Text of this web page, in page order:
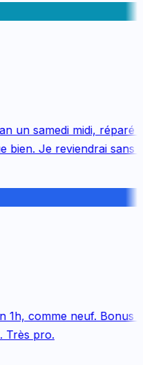
un samedi midi, réparé
Je reviendrai sans
comme neuf. Bonus
pro.